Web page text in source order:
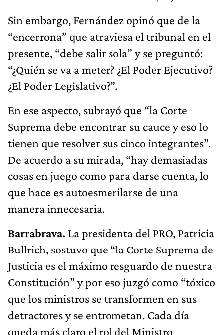
Sin embargo, Fernández opinó que de la
“encerrona” que atraviesa el tribunal en el
presente, “debe salir sola” y se preguntó:
“¿Quién se va a meter? ¿El Poder Ejecutivo?
¿El Poder Legislativo?”.
En ese aspecto, subrayó que “la Corte
Suprema debe encontrar su cauce y eso lo
tienen que resolver sus cinco integrantes”.
De acuerdo a su mirada, “hay demasiadas
cosas en juego como para darse cuenta, lo
que hace es autoesmerilarse de una
manera innecesaria.
Barrabrava. La presidenta del PRO, Patricia
Bullrich, sostuvo que “la Corte Suprema de
Justicia es el máximo resguardo de nuestra
Constitución” y por eso juzgó como “tóxico
que los ministros se transformen en sus
detractores y se entrometan. Cada día
queda más claro el rol del Ministro